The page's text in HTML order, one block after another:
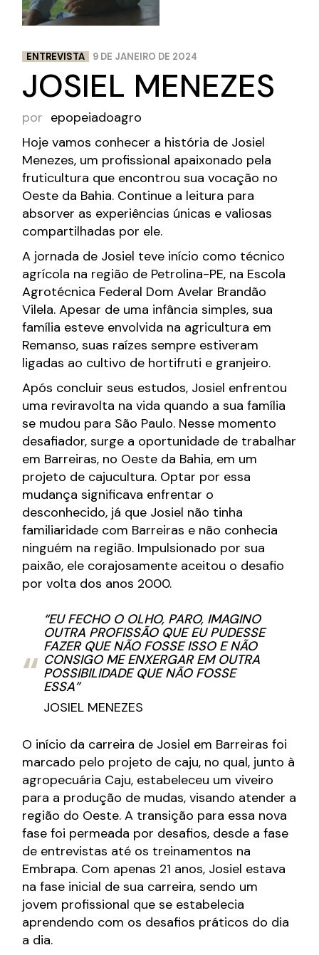
ENTREVISTA 9 DE JANEIRO DE 2024
JOSIEL MENEZES
por epopeiadoagro
Hoje vamos conhecer a história de Josiel
Menezes, um profissional apaixonado pela
fruticultura que encontrou sua vocação no
Oeste da Bahia. Continue a leitura para
absorver as experiências únicas e valiosas
compartilhadas por ele.
A jornada de Josiel teve início como técnico
agrícola na região de Petrolina-PE, na Escola
Agrotécnica Federal Dom Avelar Brandão
Vilela. Apesar de uma infância simples, sua
família esteve envolvida na agricultura em
Remanso, suas raízes sempre estiveram
ligadas ao cultivo de hortifruti e granjeiro.
Após concluir seus estudos, Josiel enfrentou
uma reviravolta na vida quando a sua família
se mudou para São Paulo. Nesse momento
desafiador, surge a oportunidade de trabalhar
em Barreiras, no Oeste da Bahia, em um
projeto de cajucultura. Optar por essa
mudança significava enfrentar o
desconhecido, já que Josiel não tinha
familiaridade com Barreiras e não conhecia
ninguém na região. Impulsionado por sua
paixão, ele corajosamente aceitou o desafio
por volta dos anos 2000.
“EU FECHO O OLHO, PARO, IMAGINO
OUTRA PROFISSÃO QUE EU PUDESSE
FAZER QUE NÃO FOSSE ISSO E NÃO
CONSIGO ME ENXERGAR EM OUTRA
POSSIBILIDADE QUE NÃO FOSSE
ESSA”
JOSIEL MENEZES
O início da carreira de Josiel em Barreiras foi
marcado pelo projeto de caju, no qual, junto à
agropecuária Caju, estabeleceu um viveiro
para a produção de mudas, visando atender a
região do Oeste. A transição para essa nova
fase foi permeada por desafios, desde a fase
de entrevistas até os treinamentos na
Embrapa. Com apenas 21 anos, Josiel estava
na fase inicial de sua carreira, sendo um
jovem profissional que se estabelecia
aprendendo com os desafios práticos do dia
a dia.